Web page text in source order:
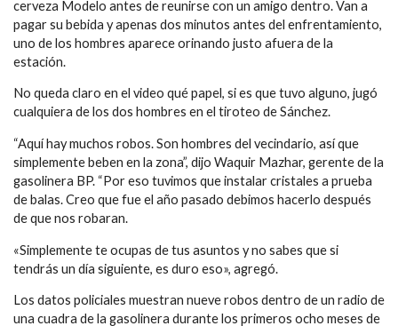
cerveza Modelo antes de reunirse con un amigo dentro. Van a
pagar su bebida y apenas dos minutos antes del enfrentamiento,
uno de los hombres aparece orinando justo afuera de la
estación.
No queda claro en el video qué papel, si es que tuvo alguno, jugó
cualquiera de los dos hombres en el tiroteo de Sánchez.
“Aquí hay muchos robos. Son hombres del vecindario, así que
simplemente beben en la zona”, dijo Waquir Mazhar, gerente de la
gasolinera BP. “Por eso tuvimos que instalar cristales a prueba
de balas. Creo que fue el año pasado debimos hacerlo después
de que nos robaran.
«Simplemente te ocupas de tus asuntos y no sabes que si
tendrás un día siguiente, es duro eso», agregó.
Los datos policiales muestran nueve robos dentro de un radio de
una cuadra de la gasolinera durante los primeros ocho meses de